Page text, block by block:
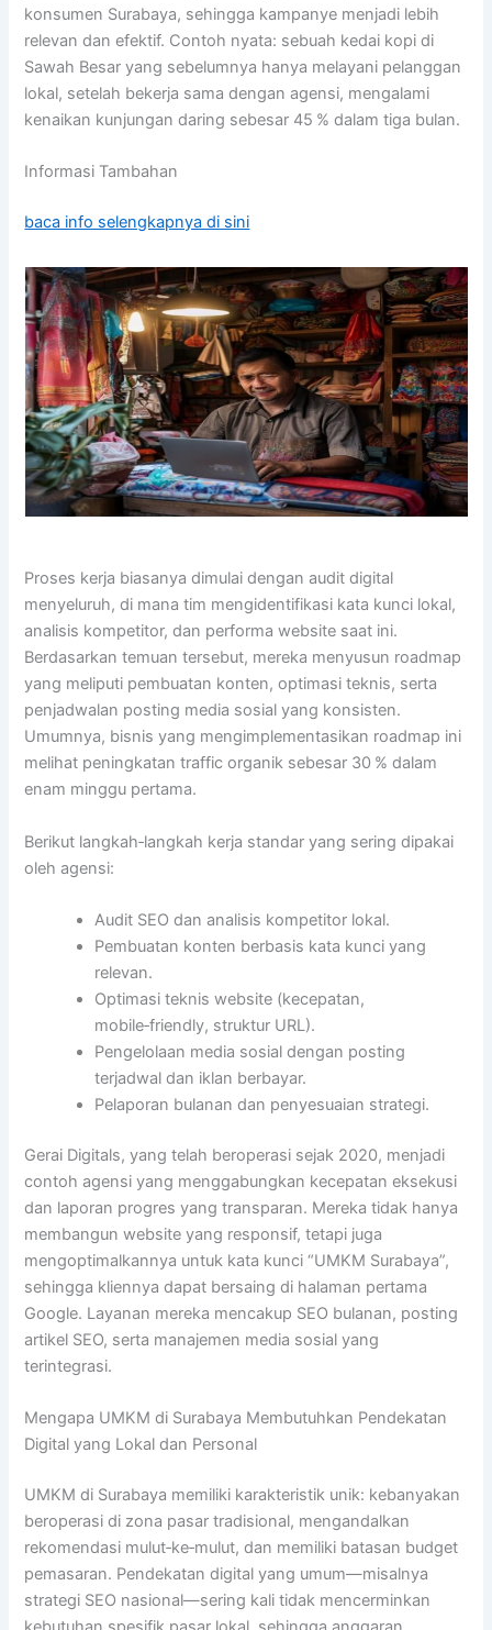
konsumen Surabaya, sehingga kampanye menjadi lebih
relevan dan efektif. Contoh nyata: sebuah kedai kopi di
Sawah Besar yang sebelumnya hanya melayani pelanggan
lokal, setelah bekerja sama dengan agensi, mengalami
kenaikan kunjungan daring sebesar 45 % dalam tiga bulan.
Informasi Tambahan
baca info selengkapnya di sini
Proses kerja biasanya dimulai dengan audit digital
menyeluruh, di mana tim mengidentifikasi kata kunci lokal,
analisis kompetitor, dan performa website saat ini.
Berdasarkan temuan tersebut, mereka menyusun roadmap
yang meliputi pembuatan konten, optimasi teknis, serta
penjadwalan posting media sosial yang konsisten.
Umumnya, bisnis yang mengimplementasikan roadmap ini
melihat peningkatan traffic organik sebesar 30 % dalam
enam minggu pertama.
Berikut langkah‑langkah kerja standar yang sering dipakai
oleh agensi:
Audit SEO dan analisis kompetitor lokal.
Pembuatan konten berbasis kata kunci yang
relevan.
Optimasi teknis website (kecepatan,
mobile‑friendly, struktur URL).
Pengelolaan media sosial dengan posting
terjadwal dan iklan berbayar.
Pelaporan bulanan dan penyesuaian strategi.
Gerai Digitals, yang telah beroperasi sejak 2020, menjadi
contoh agensi yang menggabungkan kecepatan eksekusi
dan laporan progres yang transparan. Mereka tidak hanya
membangun website yang responsif, tetapi juga
mengoptimalkannya untuk kata kunci “UMKM Surabaya”,
sehingga kliennya dapat bersaing di halaman pertama
Google. Layanan mereka mencakup SEO bulanan, posting
artikel SEO, serta manajemen media sosial yang
terintegrasi.
Mengapa UMKM di Surabaya Membutuhkan Pendekatan
Digital yang Lokal dan Personal
UMKM di Surabaya memiliki karakteristik unik: kebanyakan
beroperasi di zona pasar tradisional, mengandalkan
rekomendasi mulut‑ke‑mulut, dan memiliki batasan budget
pemasaran. Pendekatan digital yang umum—misalnya
strategi SEO nasional—sering kali tidak mencerminkan